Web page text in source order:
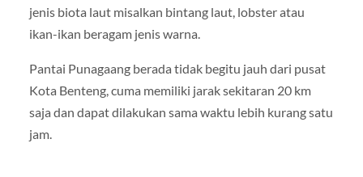
jenis biota laut misalkan bintang laut, lobster atau
ikan-ikan beragam jenis warna.
Pantai Punagaang berada tidak begitu jauh dari pusat
Kota Benteng, cuma memiliki jarak sekitaran 20 km
saja dan dapat dilakukan sama waktu lebih kurang satu
jam.